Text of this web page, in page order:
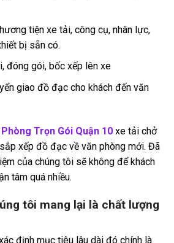
tiện xe tải, công cụ, nhân lực,
bị sẵn có.
đóng gói, bốc xếp lên xe
giao đồ đạc cho khách đến văn
Trọn Gói Quận 10 xe tải chở
xếp đồ đạc về văn phòng mới. Đã
của chúng tôi sẽ không để khách
tâm quá nhiều.
tôi mang lại là chất lượng
định mục tiêu lâu dài đó chính là